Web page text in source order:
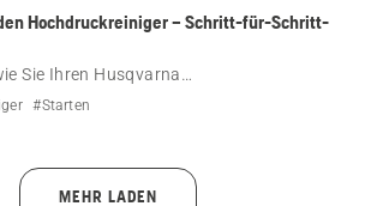
Hochdruckreiniger – Schritt-für-Schritt-
Sie Ihren Husqvarna
ordnungsgemäß starten. Befolgen
#Starten
MEHR LADEN